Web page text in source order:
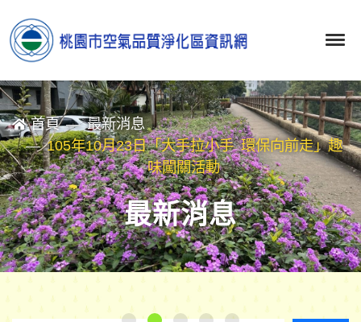
首頁
最新消息
105年10月23日「大手拉小手 環保向前走」趣
味闖關活動
最新消息